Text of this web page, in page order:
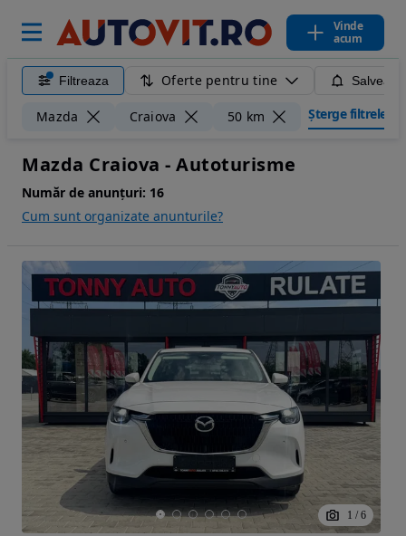
Vinde
acum
Filtreaza Oferte pentru tine
Mazda Craiova 50 km Șterge filtrele
Mazda Craiova - Autoturisme
Număr de anunțuri: 16
Cum sunt organizate anunturile?
1 / 6